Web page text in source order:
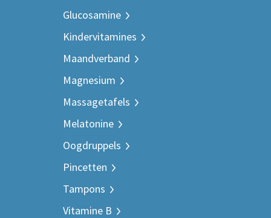
Glucosamine
Kindervitamines
Maandverband
Magnesium
Massagetafels
Melatonine
Oogdruppels
Pincetten
Tampons
Vitamine B